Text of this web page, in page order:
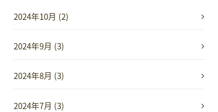
2024年10月 (2)
2024年9月 (3)
2024年8月 (3)
2024年7月 (3)